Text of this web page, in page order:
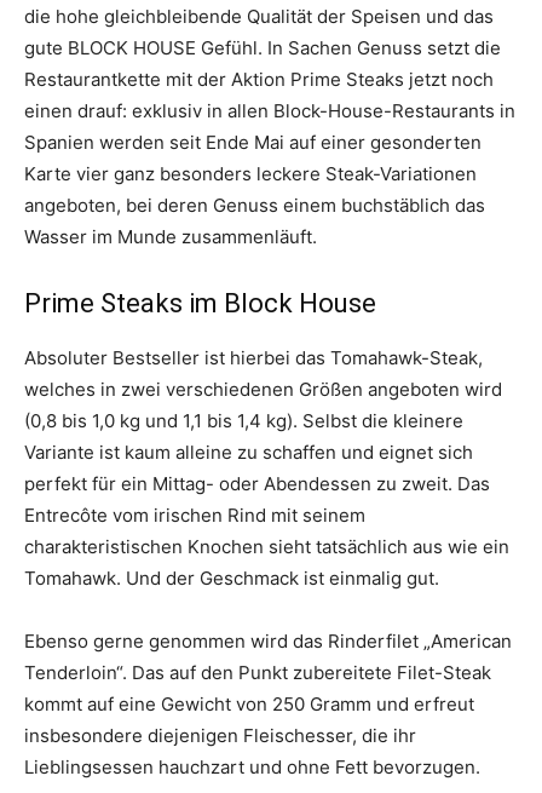
die hohe gleichbleibende Qualität der Speisen und das
gute BLOCK HOUSE Gefühl. In Sachen Genuss setzt die
Restaurantkette mit der Aktion Prime Steaks jetzt noch
einen drauf: exklusiv in allen Block-House-Restaurants in
Spanien werden seit Ende Mai auf einer gesonderten
Karte vier ganz besonders leckere Steak-Variationen
angeboten, bei deren Genuss einem buchstäblich das
Wasser im Munde zusammenläuft.
Prime Steaks im Block House
Absoluter Bestseller ist hierbei das Tomahawk-Steak,
welches in zwei verschiedenen Größen angeboten wird
(0,8 bis 1,0 kg und 1,1 bis 1,4 kg). Selbst die kleinere
Variante ist kaum alleine zu schaffen und eignet sich
perfekt für ein Mittag- oder Abendessen zu zweit. Das
Entrecôte vom irischen Rind mit seinem
charakteristischen Knochen sieht tatsächlich aus wie ein
Tomahawk. Und der Geschmack ist einmalig gut.
Ebenso gerne genommen wird das Rinderfilet „American
Tenderloin“. Das auf den Punkt zubereitete Filet-Steak
kommt auf eine Gewicht von 250 Gramm und erfreut
insbesondere diejenigen Fleischesser, die ihr
Lieblingsessen hauchzart und ohne Fett bevorzugen.